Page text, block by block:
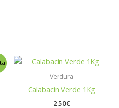
Verdura
Calabacín Verde 1Kg
2.50€